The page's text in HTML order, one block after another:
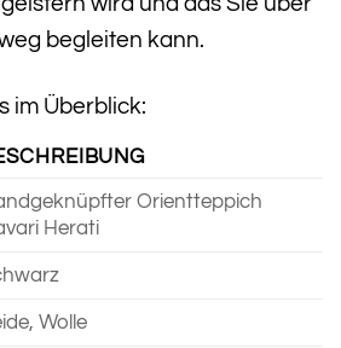
begleiten kann.
im Überblick:
Orientteppich
Herati
Wolle